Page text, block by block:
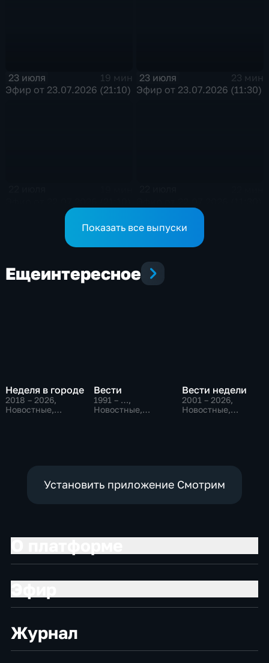
23 июля
19 мин
Эфир от 23.07.2026 (21:10)
23 июля
23 мин
Эфир от 23.07.2026 (11:30)
Показать все выпуски
Ещеинтересное
Неделя в городе
2018 – 2026,
Новостные,
Вести
1991 – …,
Новостные,
Вести недели
2001 – 2026,
Новостные,
Установить приложение Смотрим
Журнал